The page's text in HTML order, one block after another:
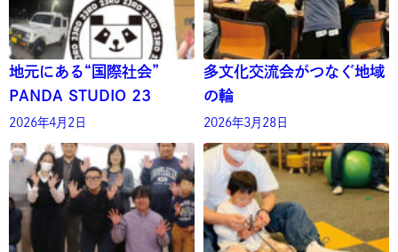
地元にある“国際社会”
PANDA STUDIO 23
2026年4月2日
多文化交流会がつなぐ地域
の輪
2026年3月28日